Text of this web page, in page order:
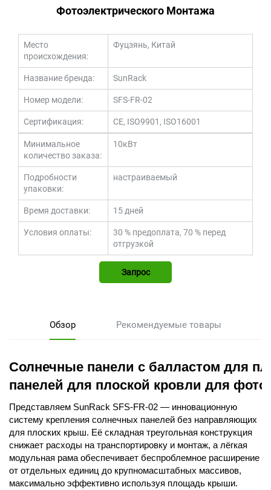
Фотоэлектрического Монтажа
Место
происхождения:
Фуцзянь, Китай
Название бренда: SunRack
Номер модели: SFS-FR-02
Сертификация: CE, ISO9901, ISO16001
Минимальное
количество заказа:
10кВт
Подробности
упаковки:
настраиваемый
Время доставки: 15 дней
Условия оплаты:
30 % предоплата, 70 % перед
отгрузкой
Запрос
Обзор Рекомендуемые товары
Солнечные панели с балластом для
панелей для плоской кровли для
Представляем SunRack SFS-FR-02 — инновационную
систему крепления солнечных панелей без направляющих
для плоских крыш. Её складная треугольная конструкция
снижает расходы на транспортировку и монтаж, а лёгкая
модульная рама обеспечивает беспроблемное расширение
от отдельных единиц до крупномасштабных массивов,
максимально эффективно используя площадь крыши.